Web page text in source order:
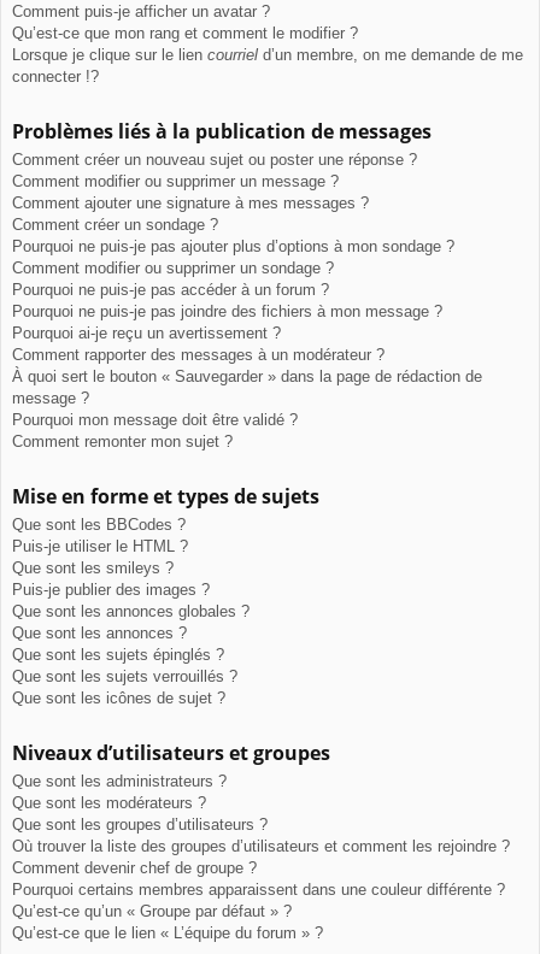
Comment puis-je afficher un avatar ?
Qu’est-ce que mon rang et comment le modifier ?
Lorsque je clique sur le lien courriel d’un membre, on me demande de me
connecter !?
Problèmes liés à la publication de messages
Comment créer un nouveau sujet ou poster une réponse ?
Comment modifier ou supprimer un message ?
Comment ajouter une signature à mes messages ?
Comment créer un sondage ?
Pourquoi ne puis-je pas ajouter plus d’options à mon sondage ?
Comment modifier ou supprimer un sondage ?
Pourquoi ne puis-je pas accéder à un forum ?
Pourquoi ne puis-je pas joindre des fichiers à mon message ?
Pourquoi ai-je reçu un avertissement ?
Comment rapporter des messages à un modérateur ?
À quoi sert le bouton « Sauvegarder » dans la page de rédaction de
message ?
Pourquoi mon message doit être validé ?
Comment remonter mon sujet ?
Mise en forme et types de sujets
Que sont les BBCodes ?
Puis-je utiliser le HTML ?
Que sont les smileys ?
Puis-je publier des images ?
Que sont les annonces globales ?
Que sont les annonces ?
Que sont les sujets épinglés ?
Que sont les sujets verrouillés ?
Que sont les icônes de sujet ?
Niveaux d’utilisateurs et groupes
Que sont les administrateurs ?
Que sont les modérateurs ?
Que sont les groupes d’utilisateurs ?
Où trouver la liste des groupes d’utilisateurs et comment les rejoindre ?
Comment devenir chef de groupe ?
Pourquoi certains membres apparaissent dans une couleur différente ?
Qu’est-ce qu’un « Groupe par défaut » ?
Qu’est-ce que le lien « L’équipe du forum » ?